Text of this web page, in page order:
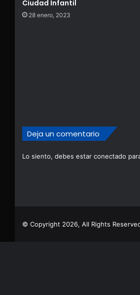
Ciudad Infantil
28 enero, 2023
Deja un comentario
Lo siento, debes estar conectado
© Copyright 2026, All Rights